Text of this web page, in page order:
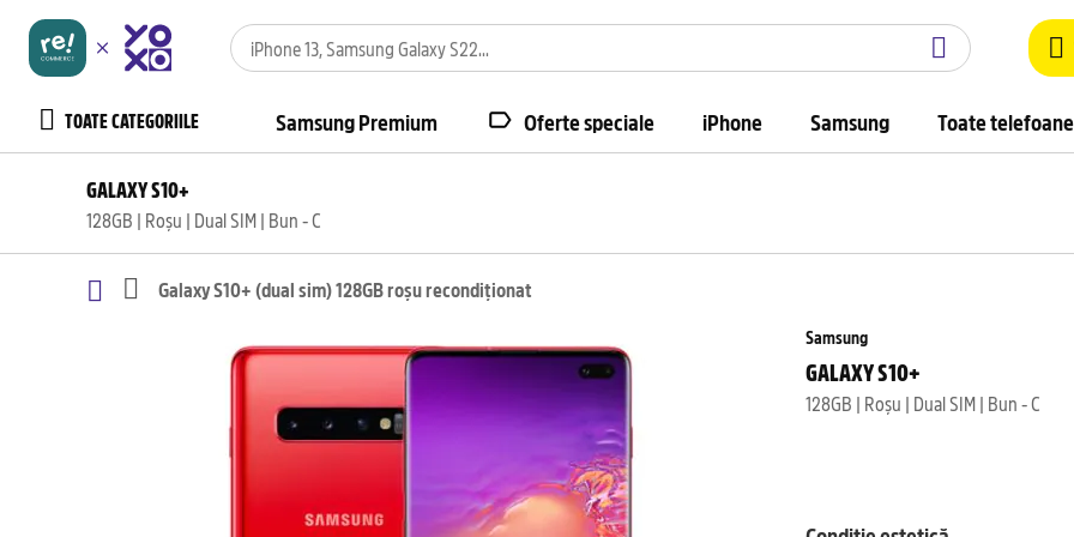
TOATE CATEGORIILE Samsung Premium Oferte speciale iPhone Samsung Toate
GALAXY S10+
128GB | Roșu | Dual SIM | Bun - C
Galaxy S10+ (dual sim) 128GB roșu recondiționat
Samsung
GALAXY S10+
128GB | Roșu | Dual SIM | Bun - C